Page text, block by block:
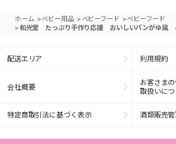
ホーム >ベビー用品 > ベビーフード >ベビーフード
>和光堂 たっぷり手作り応援 おいしいパンがゆ風
配送エリア 利用規約
会社概要
お客さま
取扱いにつ
特定商取引法に基づく表示 酒類販売